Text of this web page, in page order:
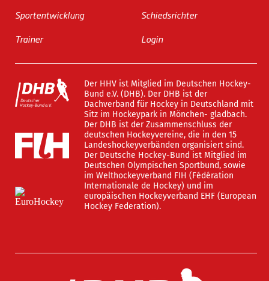
Sportentwicklung
Trainer
Schiedsrichter
Login
Der HHV ist Mitglied im Deutschen Hockey-
Bund e.V. (DHB). Der DHB ist der
Dachverband für Hockey in Deutschland mit
Sitz im Hockeypark in Mönchen- gladbach.
Der DHB ist der Zusammenschluss der
deutschen Hockeyvereine, die in den 15
Landeshockeyverbänden organisiert sind.
Der Deutsche Hockey-Bund ist Mitglied im
Deutschen Olympischen Sportbund, sowie
im Welthockeyverband FIH (Fédération
Internationale de Hockey) und im
europäischen Hockeyverband EHF (European
Hockey Federation).